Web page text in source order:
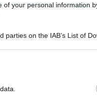
of your personal information
parties on the IAB’s List of
behaviour. You may